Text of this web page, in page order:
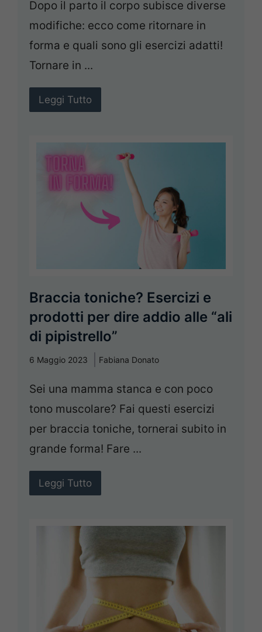
Dopo il parto il corpo subisce diverse
modifiche: ecco come ritornare in
forma e quali sono gli esercizi adatti!
Tornare in ...
Leggi Tutto
Braccia toniche? Esercizi e
prodotti per dire addio alle “ali
di pipistrello”
6 Maggio 2023 Fabiana Donato
Sei una mamma stanca e con poco
tono muscolare? Fai questi esercizi
per braccia toniche, tornerai subito in
grande forma! Fare ...
Leggi Tutto